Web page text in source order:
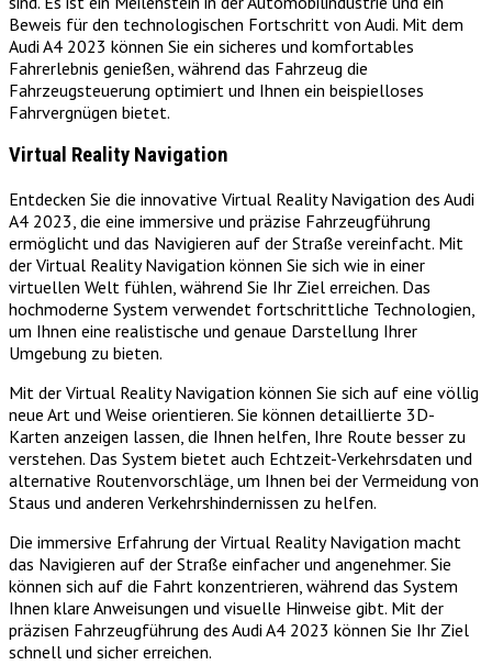
Beweis für den technologischen Fortschritt von Audi. Mit dem
Audi A4 2023 können Sie ein sicheres und komfortables
Fahrerlebnis genießen, während das Fahrzeug die
Fahrzeugsteuerung optimiert und Ihnen ein beispielloses
Fahrvergnügen bietet.
Virtual Reality Navigation
Entdecken Sie die innovative Virtual Reality Navigation des Audi
A4 2023, die eine immersive und präzise Fahrzeugführung
ermöglicht und das Navigieren auf der Straße vereinfacht. Mit
der Virtual Reality Navigation können Sie sich wie in einer
virtuellen Welt fühlen, während Sie Ihr Ziel erreichen. Das
hochmoderne System verwendet fortschrittliche Technologien,
um Ihnen eine realistische und genaue Darstellung Ihrer
Umgebung zu bieten.
Mit der Virtual Reality Navigation können Sie sich auf eine völlig
neue Art und Weise orientieren. Sie können detaillierte 3D-
Karten anzeigen lassen, die Ihnen helfen, Ihre Route besser zu
verstehen. Das System bietet auch Echtzeit-Verkehrsdaten und
alternative Routenvorschläge, um Ihnen bei der Vermeidung von
Staus und anderen Verkehrshindernissen zu helfen.
Die immersive Erfahrung der Virtual Reality Navigation macht
das Navigieren auf der Straße einfacher und angenehmer. Sie
können sich auf die Fahrt konzentrieren, während das System
Ihnen klare Anweisungen und visuelle Hinweise gibt. Mit der
präzisen Fahrzeugführung des Audi A4 2023 können Sie Ihr Ziel
schnell und sicher erreichen.